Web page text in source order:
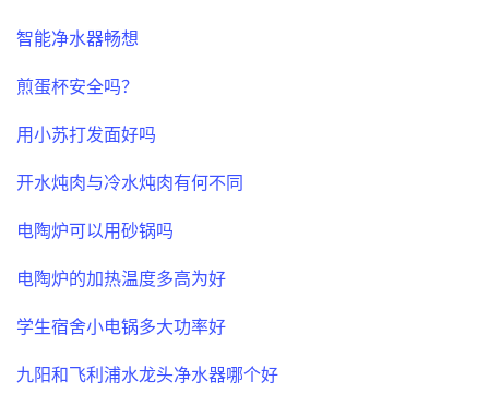
智能净水器畅想
煎蛋杯安全吗？
用小苏打发面好吗
开水炖肉与冷水炖肉有何不同
电陶炉可以用砂锅吗
电陶炉的加热温度多高为好
学生宿舍小电锅多大功率好
九阳和飞利浦水龙头净水器哪个好